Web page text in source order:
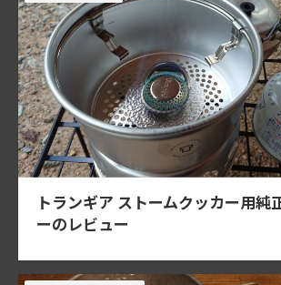
トランギア ストームクッカー用純
ーのレビュー